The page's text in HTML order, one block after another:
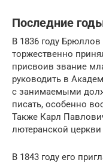
Последние
В 1836 году
торжественно
присвоив звание
руководить в
с занимаемыми
писать, особенно
Также Карл
лютеранской
В 1843 году его